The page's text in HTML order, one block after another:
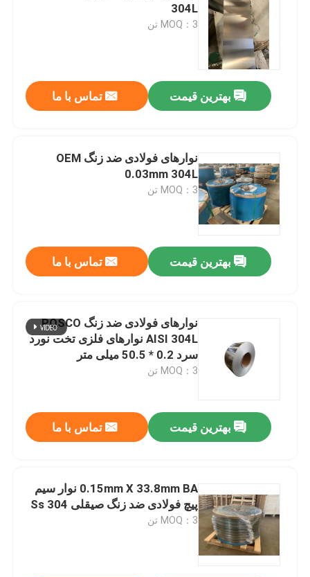
304L
MOQ：3 تن
بهترین قیمت تماس با ما
نوارهای فولادی ضد زنگ OEM
0.03mm 304L
MOQ：3 تن
بهترین قیمت تماس با ما
نوارهای فولادی ضد زنگ POSCO
AISI 304L نوارهای فلزی تخت نورد
سرد 0.2 * 50.5 میلی متر
MOQ：3 تن
بهترین قیمت تماس با ما
0.15mm X 33.8mm BA نوار سیم
پیچ فولادی ضد زنگ صیقلی Ss 304
MOQ：3 تن